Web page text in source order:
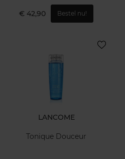
€ 42,90 Bestel nu!
LANCOME
Tonique Douceur